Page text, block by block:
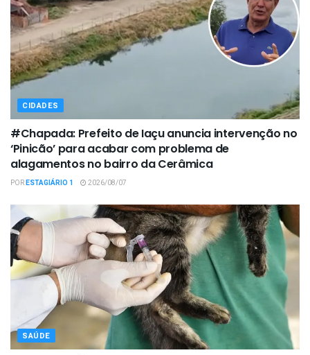
CIDADES
#Chapada: Prefeito de Iaçu anuncia intervenção no
‘Pinicão’ para acabar com problema de
alagamentos no bairro da Cerâmica
PORESTAGIÁRIO 1 2026/08/07
SAÚDE